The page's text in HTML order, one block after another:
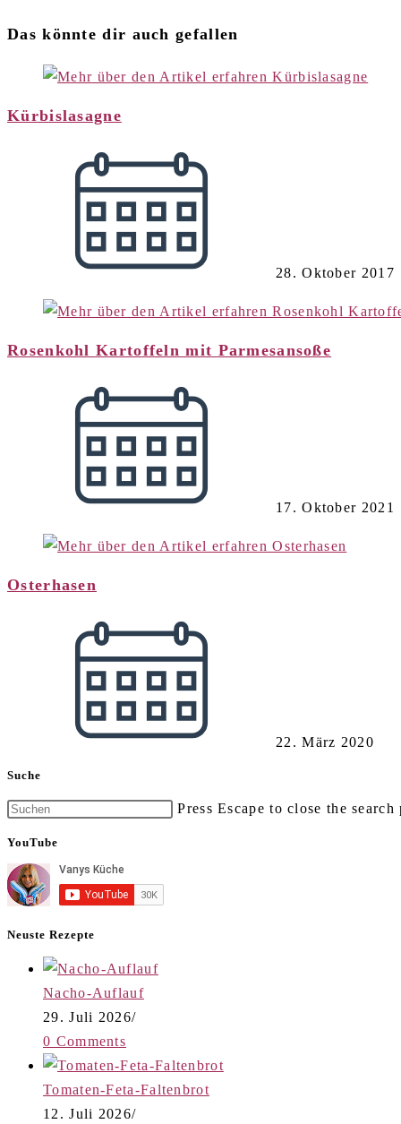
Das könnte dir auch gefallen
Kürbislasagne
28. Oktober 2017
Rosenkohl Kartoffeln mit Parmesansoße
17. Oktober 2021
Osterhasen
22. März 2020
Suche
Press Escape to close the search
YouTube
Neuste Rezepte
Nacho-Auflauf
29. Juli 2026/
0 Comments
Tomaten-Feta-Faltenbrot
12. Juli 2026/